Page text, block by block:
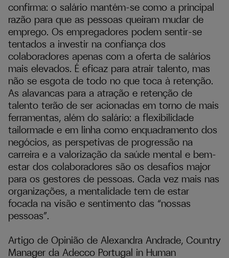
confirma: o salário mantém-se como a principal
razão para que as pessoas queiram mudar de
emprego. Os empregadores podem sentir-se
tentados a investir na confiança dos
colaboradores apenas com a oferta de salários
mais elevados. É eficaz para atrair talento, mas
não se esgota de todo no que toca à retenção.
As alavancas para a atração e retenção de
talento terão de ser acionadas em torno de mais
ferramentas, além do salário: a flexibilidade
tailormade e em linha como enquadramento dos
negócios, as perspetivas de progressão na
carreira e a valorização da saúde mental e bem-
estar dos colaboradores são os desafios major
para os gestores de pessoas. Cada vez mais nas
organizações, a mentalidade tem de estar
focada na visão e sentimento das “nossas
pessoas”.
Artigo de Opinião de Alexandra Andrade, Country
Manager da Adecco Portugal in Human